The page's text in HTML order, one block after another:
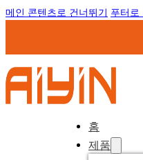
메인 콘텐츠로 건너뛰기 푸터로
홈
제품